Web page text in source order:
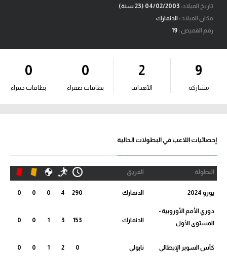
مسابقة التوقعات
فيديوهات
آراء حرة
ركن الألعاب
الدوري المصري
الدوري الإنجليزي الممتاز
الدوري الإيطالي
الدوري الألماني
تاريخ الميلاد:
مكان الميلاد : الدنمارك
رقم القميص :
9
مشاركة
2
الأهداف
0
بطاقات صفراء
0
بطاقات حمراء
إحصائيات اللاعب في البطولات الحالية
البطولة الفريق
يورو 2024 الدنمارك 290
4
0
0
0
دوري الأمم الأوروبية -
المستوى الأول
الدنمارك 153
3
1
0
0
كأس السوبر الإيطالي نابولي 0
2
1
0
0